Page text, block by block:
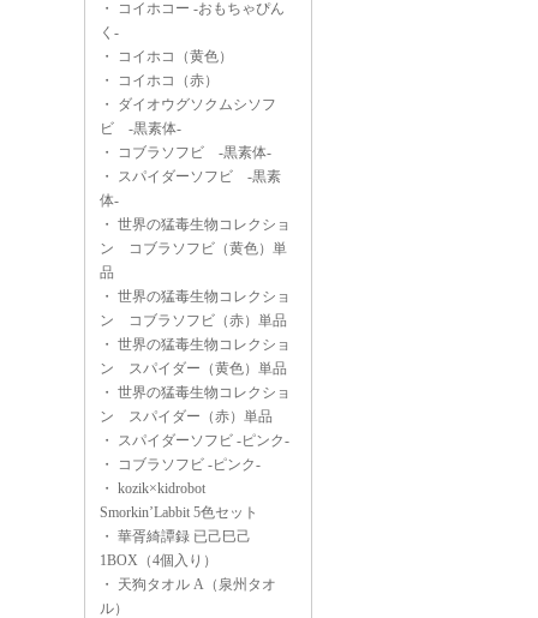
・
コイホコー -おもちゃぴん
く-
・
コイホコ（黄色）
・
コイホコ（赤）
・ ダイオウグソクムシソフ
ビ -黒素体-
・
コブラソフビ -黒素体-
・ スパイダーソフビ -黒素
体-
・ 世界の猛毒生物コレクショ
ン コブラソフビ（黄色）単
品
・ 世界の猛毒生物コレクショ
ン コブラソフビ（赤）単品
・ 世界の猛毒生物コレクショ
ン スパイダー（黄色）単品
・ 世界の猛毒生物コレクショ
ン スパイダー（赤）単品
・ スパイダーソフビ -ピンク-
・
コブラソフビ -ピンク-
・ kozik×kidrobot
Smorkin’Labbit 5色セット
・ 華胥綺譚録 已己巳己
1BOX（4個入り）
・ 天狗タオル A（泉州タオ
ル）